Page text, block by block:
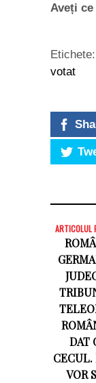
Aveți
Etichete:
votat
ARTICOLUL
DAT
VOR